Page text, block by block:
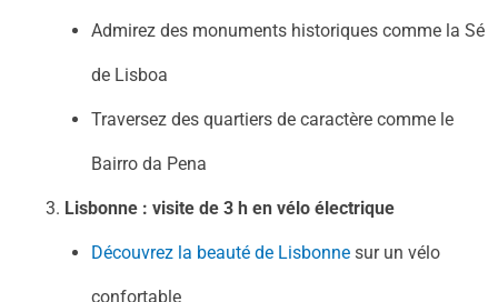
Admirez des monuments historiques comme la Sé
de Lisboa
Traversez des quartiers de caractère comme le
Bairro da Pena
Lisbonne : visite de 3 h en vélo électrique
Découvrez la beauté de Lisbonne sur un vélo
confortable